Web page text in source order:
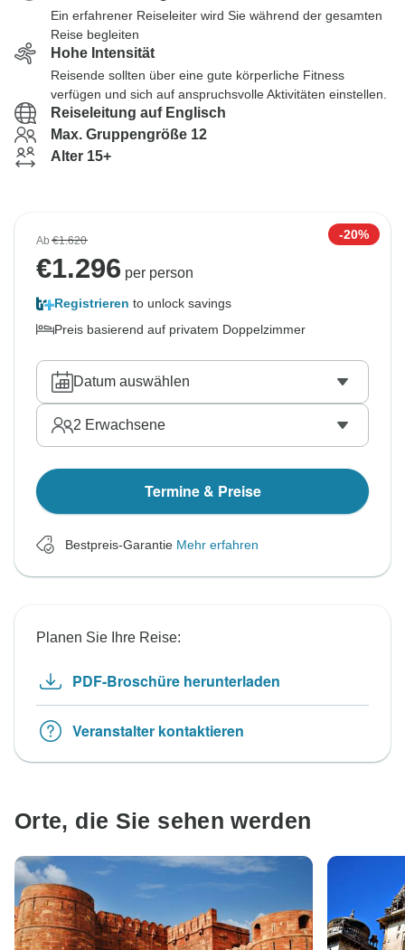
Ein erfahrener Reiseleiter wird Sie während der gesamten
Reise begleiten
Hohe Intensität
Reisende sollten über eine gute körperliche Fitness
verfügen und sich auf anspruchsvolle Aktivitäten einstellen.
Reiseleitung auf Englisch
Max. Gruppengröße 12
Alter 15+
Ab€1.620 -20%
€1.296 per person
Registrieren to unlock savings
Preis basierend auf privatem Doppelzimmer
Datum auswählen
2 Erwachsene
Termine & Preise
Bestpreis-Garantie Mehr erfahren
Planen Sie Ihre Reise:
PDF-Broschüre herunterladen
Veranstalter kontaktieren
Orte, die Sie sehen werden